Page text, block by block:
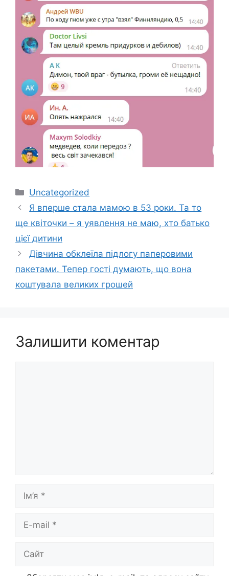
Категорії
Uncategorized
Я вперше стала мамою в 53 роки. Та то
ще квіточки – я уявлення не маю, хто батько
цієї дитини
Дівчина обклеїла підлогу паперовими
пакетами. Тепер гості думають, що вона
коштувала великих грошей
Залишити коментар
Ім’я
Сайт